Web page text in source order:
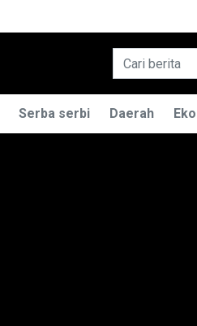
PEMILIK BASO ENGGAL
Serba serbi Daerah